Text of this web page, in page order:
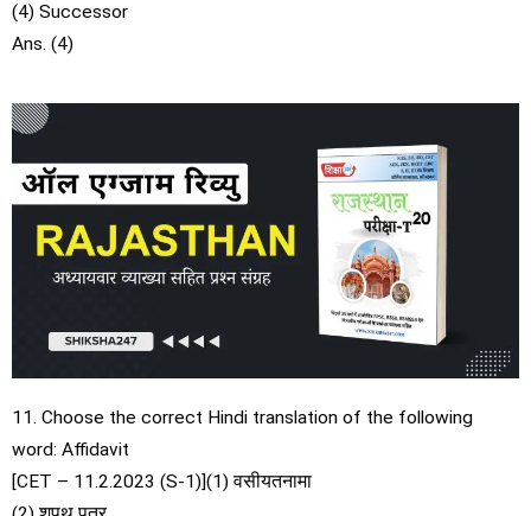
(4) Successor
Ans. (4)
11. Choose the correct Hindi translation of the following
word: Affidavit
[CET – 11.2.2023 (S-1)](1) वसीयतनामा